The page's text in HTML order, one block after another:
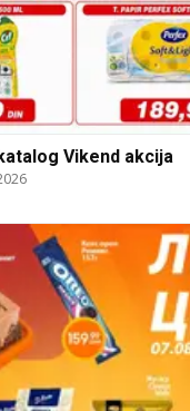
Vikend akcija